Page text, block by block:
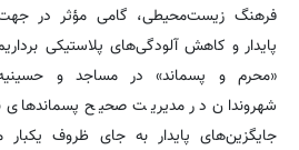
فرهنگ زیست‌محیطی، گامی مؤثر در
پایدار و کاهش آلودگی‌های پلاستیکی
«محرم و پسماند» در مساجد و
شهروندان در مدیریت صحیح پسماندهای
جایگزین‌های پایدار به جای ظروف